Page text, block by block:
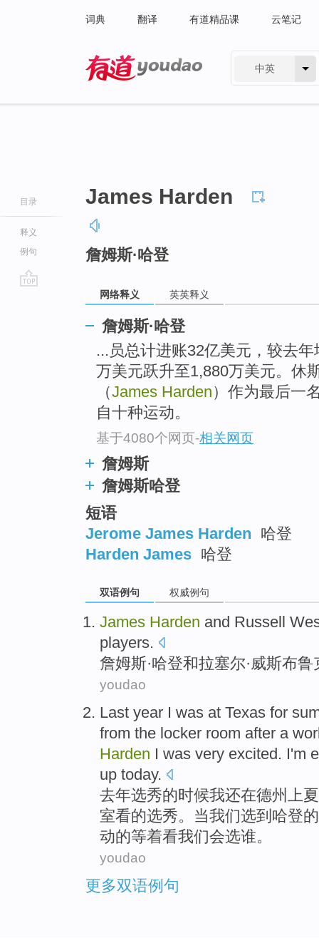
词典 翻译 有道精品课 云笔记
中英
目录
释义
例句
James Harden
詹姆斯·哈登
网络释义 英英释义
詹姆斯·哈登
...员总计进账32亿美元，较去
万美元跃升至1,880万美元。休
（James Harden）作为最后一
自十种运动。
基于4080个网页-相关网页
詹姆斯
詹姆斯哈登
短语
Jerome James Harden 哈登
Harden James 哈登
双语例句 权威例句
James Harden and Russell
players.
詹姆斯·哈登和拉塞尔·威斯布鲁
youdao
Last year I was at Texas for
from the locker room after a
Harden I was very excited. I'm
up today.
去年选秀的时候我还在德州 上
室看的选秀。 当我们选到哈登
动的等着看我们会选谁。
youdao
更多双语例句